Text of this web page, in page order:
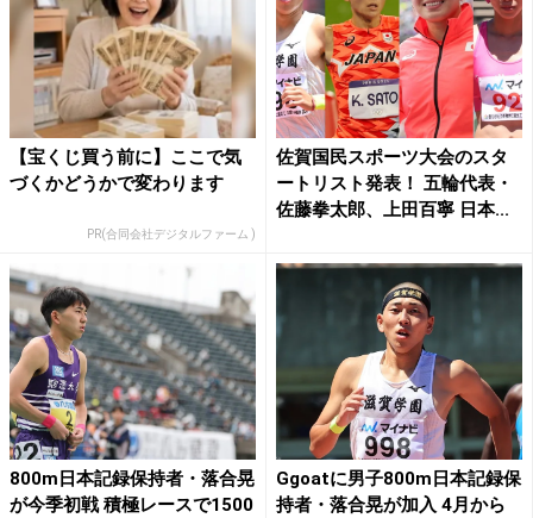
【宝くじ買う前に】ここで気
づくかどうかで変わります
PR(合同会社デジタルファーム )
佐賀国民スポーツ大会のスタ
ートリスト発表！ 五輪代表・
佐藤拳太郎、上田百寧 日本...
800m日本記録保持者・落合晃
が今季初戦 積極レースで1500
Ggoatに男子800m日本記録保
持者・落合晃が加入 4月から